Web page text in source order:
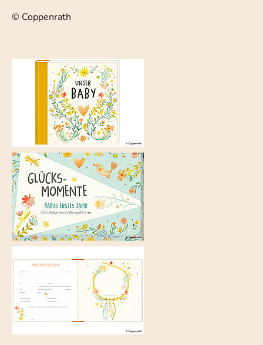
© Coppenrath